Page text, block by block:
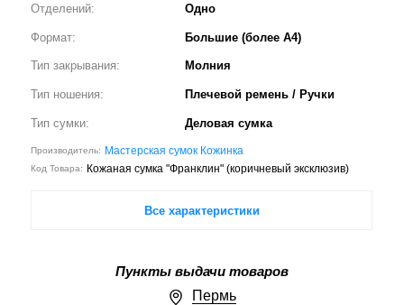
Отделений: Одно
Формат: Большие (более А4)
Тип закрывания: Молния
Тип ношения: Плечевой ремень / Ручки
Тип сумки: Деловая сумка
Производитель: Мастерская сумок Кожинка
Код Товара: Кожаная сумка "Франклин" (коричневый эксклюзив)
Все характеристики
Пункты выдачи товаров
Пермь